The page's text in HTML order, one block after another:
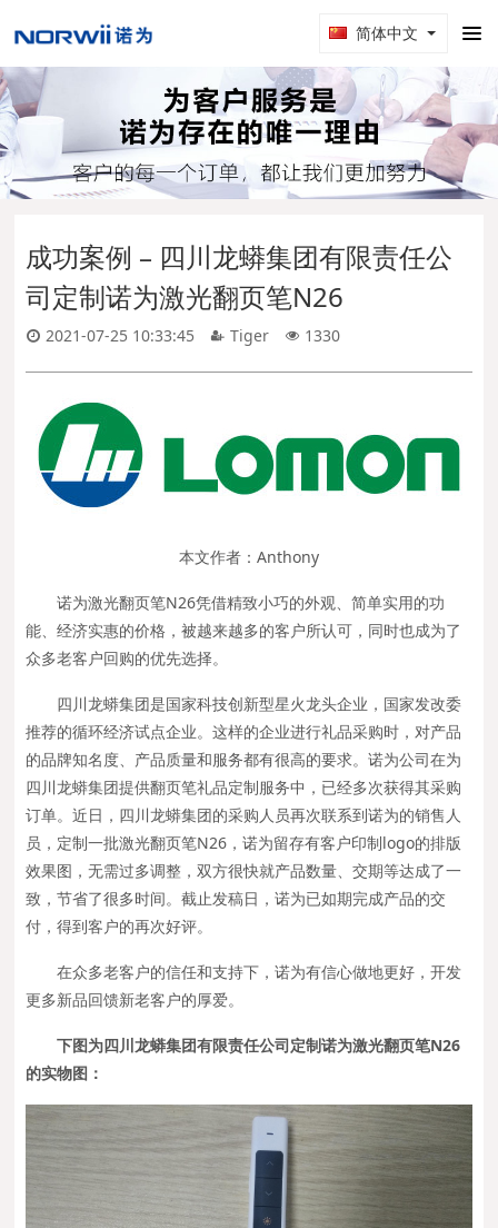
简体中文
成功案例 – 四川龙蟒集团有限责任公
司定制诺为激光翻页笔N26
2021-07-25 10:33:45 Tiger 1330
本文作者： Anthony
诺为激光翻页笔N26凭借精致小巧的外观、简单实用的功
能、经济实惠的价格，被越来越多的客户所认可，同时也成为了
众多老客户回购的优先选择。
四川龙蟒集团是国家科技创新型星火龙头企业，国家发改委
推荐的循环经济试点企业。这样的企业进行礼品采购时，对产品
的品牌知名度、产品质量和服务都有很高的要求。诺为公司在为
四川龙蟒集团提供翻页笔礼品定制服务中，已经多次获得其采购
订单。近日，四川龙蟒集团的采购人员再次联系到诺为的销售人
员，定制一批激光翻页笔N26，诺为留存有客户印制logo的排版
效果图，无需过多调整，双方很快就产品数量、交期等达成了一
致，节省了很多时间。截止发稿日，诺为已如期完成产品的交
付，得到客户的再次好评。
在众多老客户的信任和支持下，诺为有信心做地更好，开发
更多新品回馈新老客户的厚爱。
下图为四川龙蟒集团有限责任公司定制诺为激光翻页笔N26
的实物图：